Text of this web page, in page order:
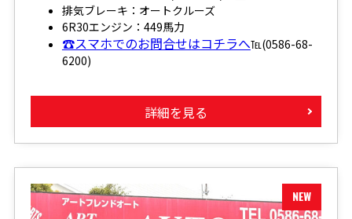
排気ブレーキ：オートクルーズ
6R30エンジン：449馬力
☎スマホでのお問合せはコチラへ℡(0586-68-
6200)
詳細を見る